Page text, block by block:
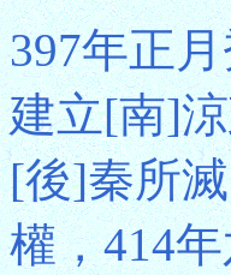
397年正
建立[南]
[後]秦所
權，414